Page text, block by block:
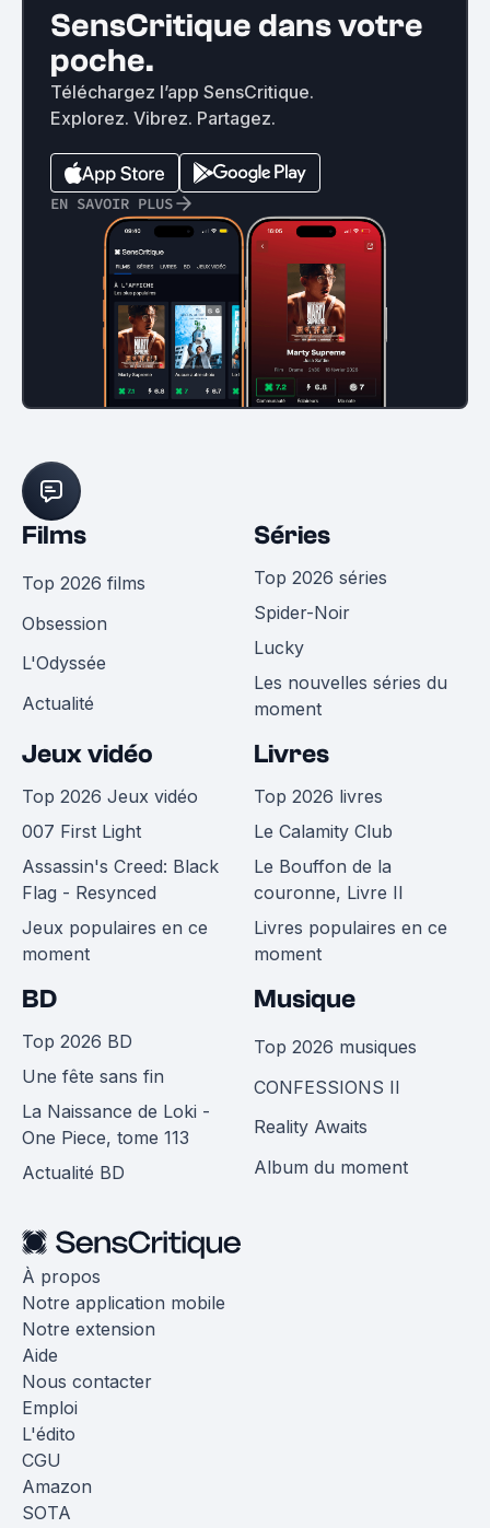
SensCritique dans votre
poche.
Téléchargez l’app SensCritique.
Explorez. Vibrez. Partagez.
EN SAVOIR PLUS
Films
Top 2026 films
Obsession
L'Odyssée
Actualité
Séries
Top 2026 séries
Spider-Noir
Lucky
Les nouvelles séries du
moment
Jeux vidéo
Top 2026 Jeux vidéo
007 First Light
Assassin's Creed: Black
Flag - Resynced
Jeux populaires en ce
moment
Livres
Top 2026 livres
Le Calamity Club
Le Bouffon de la
couronne, Livre II
Livres populaires en ce
moment
BD
Top 2026 BD
Une fête sans fin
La Naissance de Loki -
One Piece, tome 113
Actualité BD
Musique
Top 2026 musiques
CONFESSIONS II
Reality Awaits
Album du moment
À propos
Notre application mobile
Notre extension
Aide
Nous contacter
Emploi
L'édito
CGU
Amazon
SOTA